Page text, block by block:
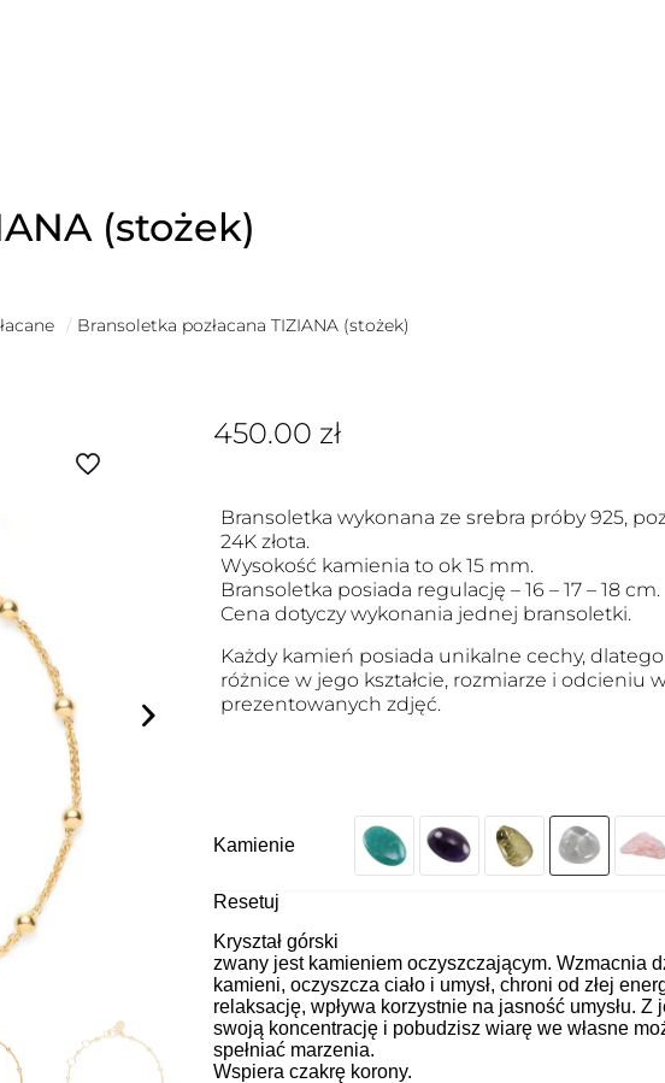
(stożek)
/ Bransoletka pozłacana TIZIANA (stożek)
450.00 zł
Bransoletka wykonana ze srebra próby 925,
24K złota.
Wysokość kamienia to ok 15 mm.
Bransoletka posiada regulację – 16 – 17 – 18 cm.
Cena dotyczy wykonania jednej bransoletki.
Każdy kamień posiada unikalne cechy,
różnice w jego kształcie, rozmiarze i odcieniu
prezentowanych zdjęć.
Kamienie
Resetuj
Kryształ górski
zwany jest kamieniem oczyszczającym. Wzmacnia
kamieni, oczyszcza ciało i umysł, chroni od złej
relaksację, wpływa korzystnie na jasność umysłu.
swoją koncentrację i pobudzisz wiarę we własne
spełniać marzenia.
Wspiera czakrę korony.